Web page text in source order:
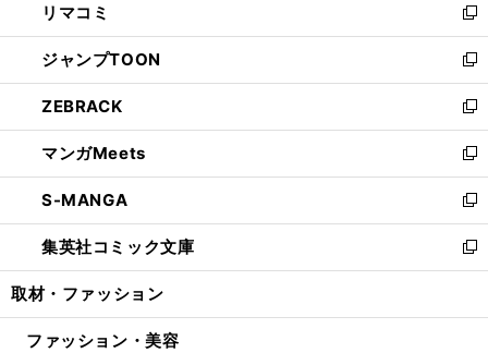
で
開
く
ド
ウ
で
開
く
ィ
ン
ド
ウ
で
開
く
い
ウ
ィ
ン
ド
ウ
で
開
く
リマコミ
新
し
い
ウ
ィ
ン
ド
ウ
で
開
く
ジャンプTOON
新
し
い
ウ
ィ
ン
ド
ウ
で
開
ZEBRACK
新
し
い
ウ
ィ
ン
ド
ウ
開
マンガMeets
新
し
い
ウ
ィ
ン
ウ
S-MANGA
新
し
い
ウ
ン
集英社コミック文庫
新
し
ウ
取材・ファッション
ファッション・美容